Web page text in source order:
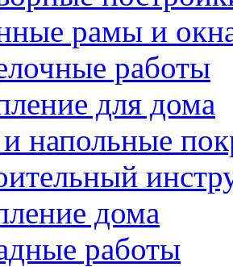
рамы и
работы
для дома
напольные
дома
работы